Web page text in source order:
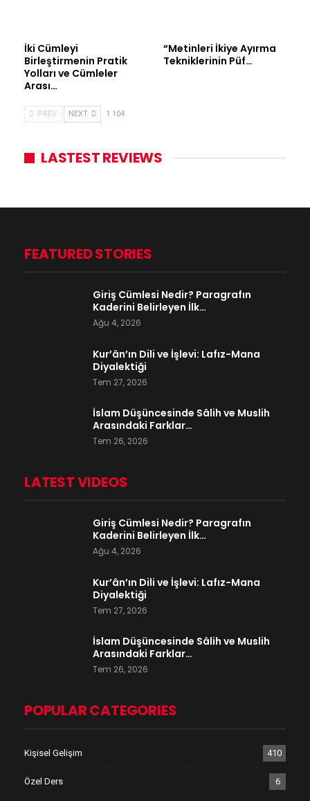
İki Cümleyi
Birleştirmenin Pratik
Yolları ve Cümleler
Arası…
“Metinleri İkiye Ayırma
Tekniklerinin Püf…
PREV NEXT 1 104
LASTEST REVIEWS
FEATURED STORIES
Giriş Cümlesi Nedir? Paragrafın
Kaderini Belirleyen İlk…
Ağu 4, 2026
Kur’ân’ın Dili ve İşlevi: Lafız-Mana
Diyalektiği
Tem 27, 2026
İslam Düşüncesinde Sâlih ve Muslih
Arasındaki Farklar…
Tem 26, 2026
LATEST VIDEOS
Giriş Cümlesi Nedir? Paragrafın
Kaderini Belirleyen İlk…
Ağu 4, 2026
Kur’ân’ın Dili ve İşlevi: Lafız-Mana
Diyalektiği
Tem 27, 2026
İslam Düşüncesinde Sâlih ve Muslih
Arasındaki Farklar…
Tem 26, 2026
POPULAR CATEGORIES
Kişisel Gelişim 410
Özel Ders 6